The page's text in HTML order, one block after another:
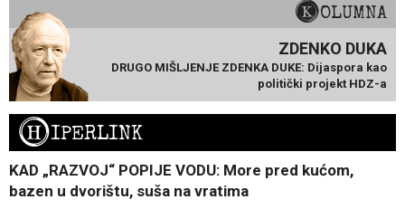
KOLUMNA
ZDENKO DUKA
DRUGO MIŠLJENJE ZDENKA DUKE: Dijaspora kao
politički projekt HDZ-a
HIPERLINK
KAD „RAZVOJ“ POPIJE VODU: More pred kućom,
bazen u dvorištu, suša na vratima